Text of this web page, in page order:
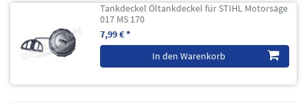
Tankdeckel Öltankdeckel für STIHL Motorsäge
017 MS 170
7,99 € *
In den Warenkorb